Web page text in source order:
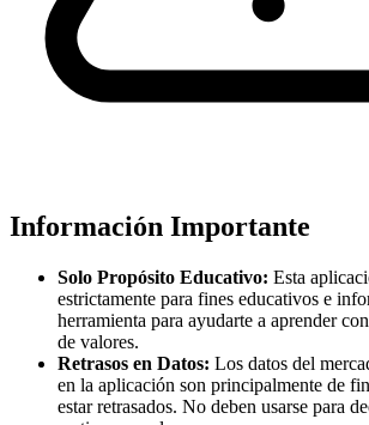
Información Importante
Solo Propósito Educativo: Esta
estrictamente para fines educativos e
herramienta para ayudarte a aprender
de valores.
Retrasos en Datos: Los datos del
en la aplicación son principalmente de
estar retrasados. No deben usarse para